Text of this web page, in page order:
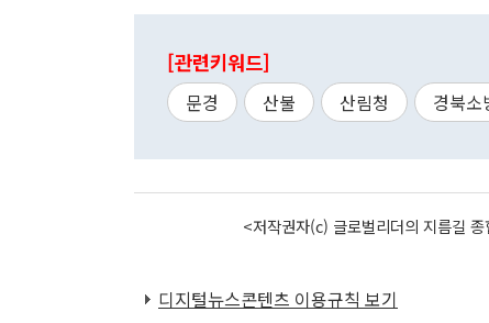
[관련키워드]
문경 산불 산림청 경북소
<저작권자(c) 글로벌리더의 지름길
디지털뉴스콘텐츠 이용규칙 보기